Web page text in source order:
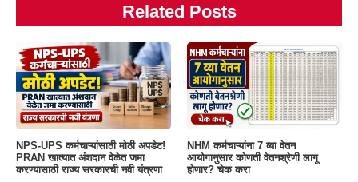
Related Posts
NPS-UPS कर्मचाऱ्यांसाठी मोठी अपडेट!
PRAN खात्यात अंशदान वेळेत जमा
करण्यासाठी राज्य सरकारची नवी यंत्रणा
NHM कर्मचाऱ्यांना 7 व्या वेतन
आयोगानुसार कोणती वेतनश्रेणी लागू
होणार? चेक करा